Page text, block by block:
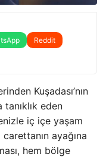
Reddit
Kuşadası’nın
tanıklık eden
iç içe yaşam
ayağına
hem bölge